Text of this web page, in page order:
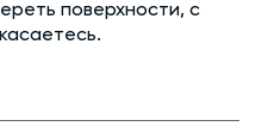
поверхности, с